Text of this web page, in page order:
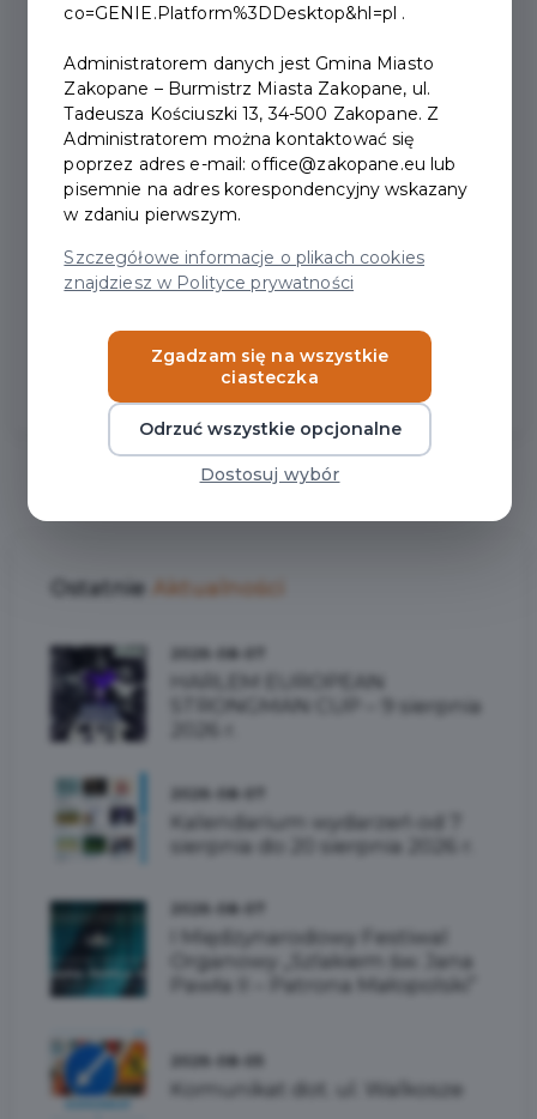
Jeśli chcecie maksymalnie wykorzystać ten czas i
szukacie pomysłów na ciekawe zakończenie zimowego
wypoczynku, mamy dla Was świeżą porcję inspiracji!
Zakopane dobre eMOCje!
Link do pełnej bazy
https://www.zakopane.pl/baza-wydarzen?
45tpe1aJ1RIkLez_aem_43eYBdJbTFuQ7FOyUZldHw
Ostatnie Aktualności
STRONGMAN CUP – 9 sierpnia
2026-08-07
Kalendarium wydarzeń od 7
sierpnia do 20 sierpnia 2026 r.
I Międzynarodowy Festiwal
Organowy „Szlakiem św. Jana
Pawła II – Patrona Małopolski”
2026-08-05
Komunikat dot. ul. Walkosze
co=GENIE.Platform%3DDesktop&hl=pl .
Administratorem danych jest Gmina Miasto
Zakopane – Burmistrz Miasta Zakopane, ul.
Tadeusza Kościuszki 13, 34-500 Zakopane. Z
Administratorem można kontaktować się
poprzez adres e-mail: office@zakopane.eu lub
pisemnie na adres korespondencyjny wskazany
w zdaniu pierwszym.
Szczegółowe informacje o plikach cookies
znajdziesz w Polityce prywatności
Zgadzam się na wszystkie
ciasteczka
Odrzuć wszystkie opcjonalne
Dostosuj wybór